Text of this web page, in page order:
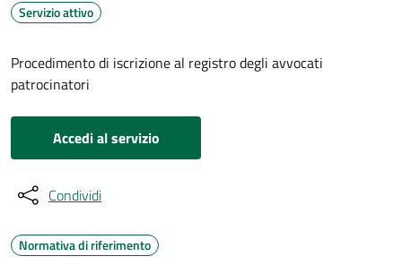
Servizio attivo
Procedimento di iscrizione al registro degli avvocati
patrocinatori
Accedi al servizio
Condividi
Normativa di riferimento